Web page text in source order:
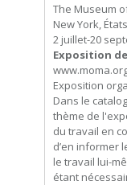
The Museum
New York,
2 juillet-20
Exposition
Exposition
Dans le
thème de
du travail en
d’en informer
le travail lui-
étant